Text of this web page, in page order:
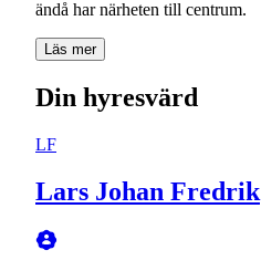
Läs mer
Din hyresvärd
LF
Lars Johan Fredrik